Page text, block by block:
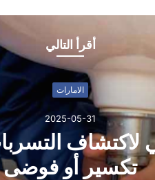
أقرأ التالي
الامارات
2025-05-31
لاكتشاف
تكسير أو فوضى